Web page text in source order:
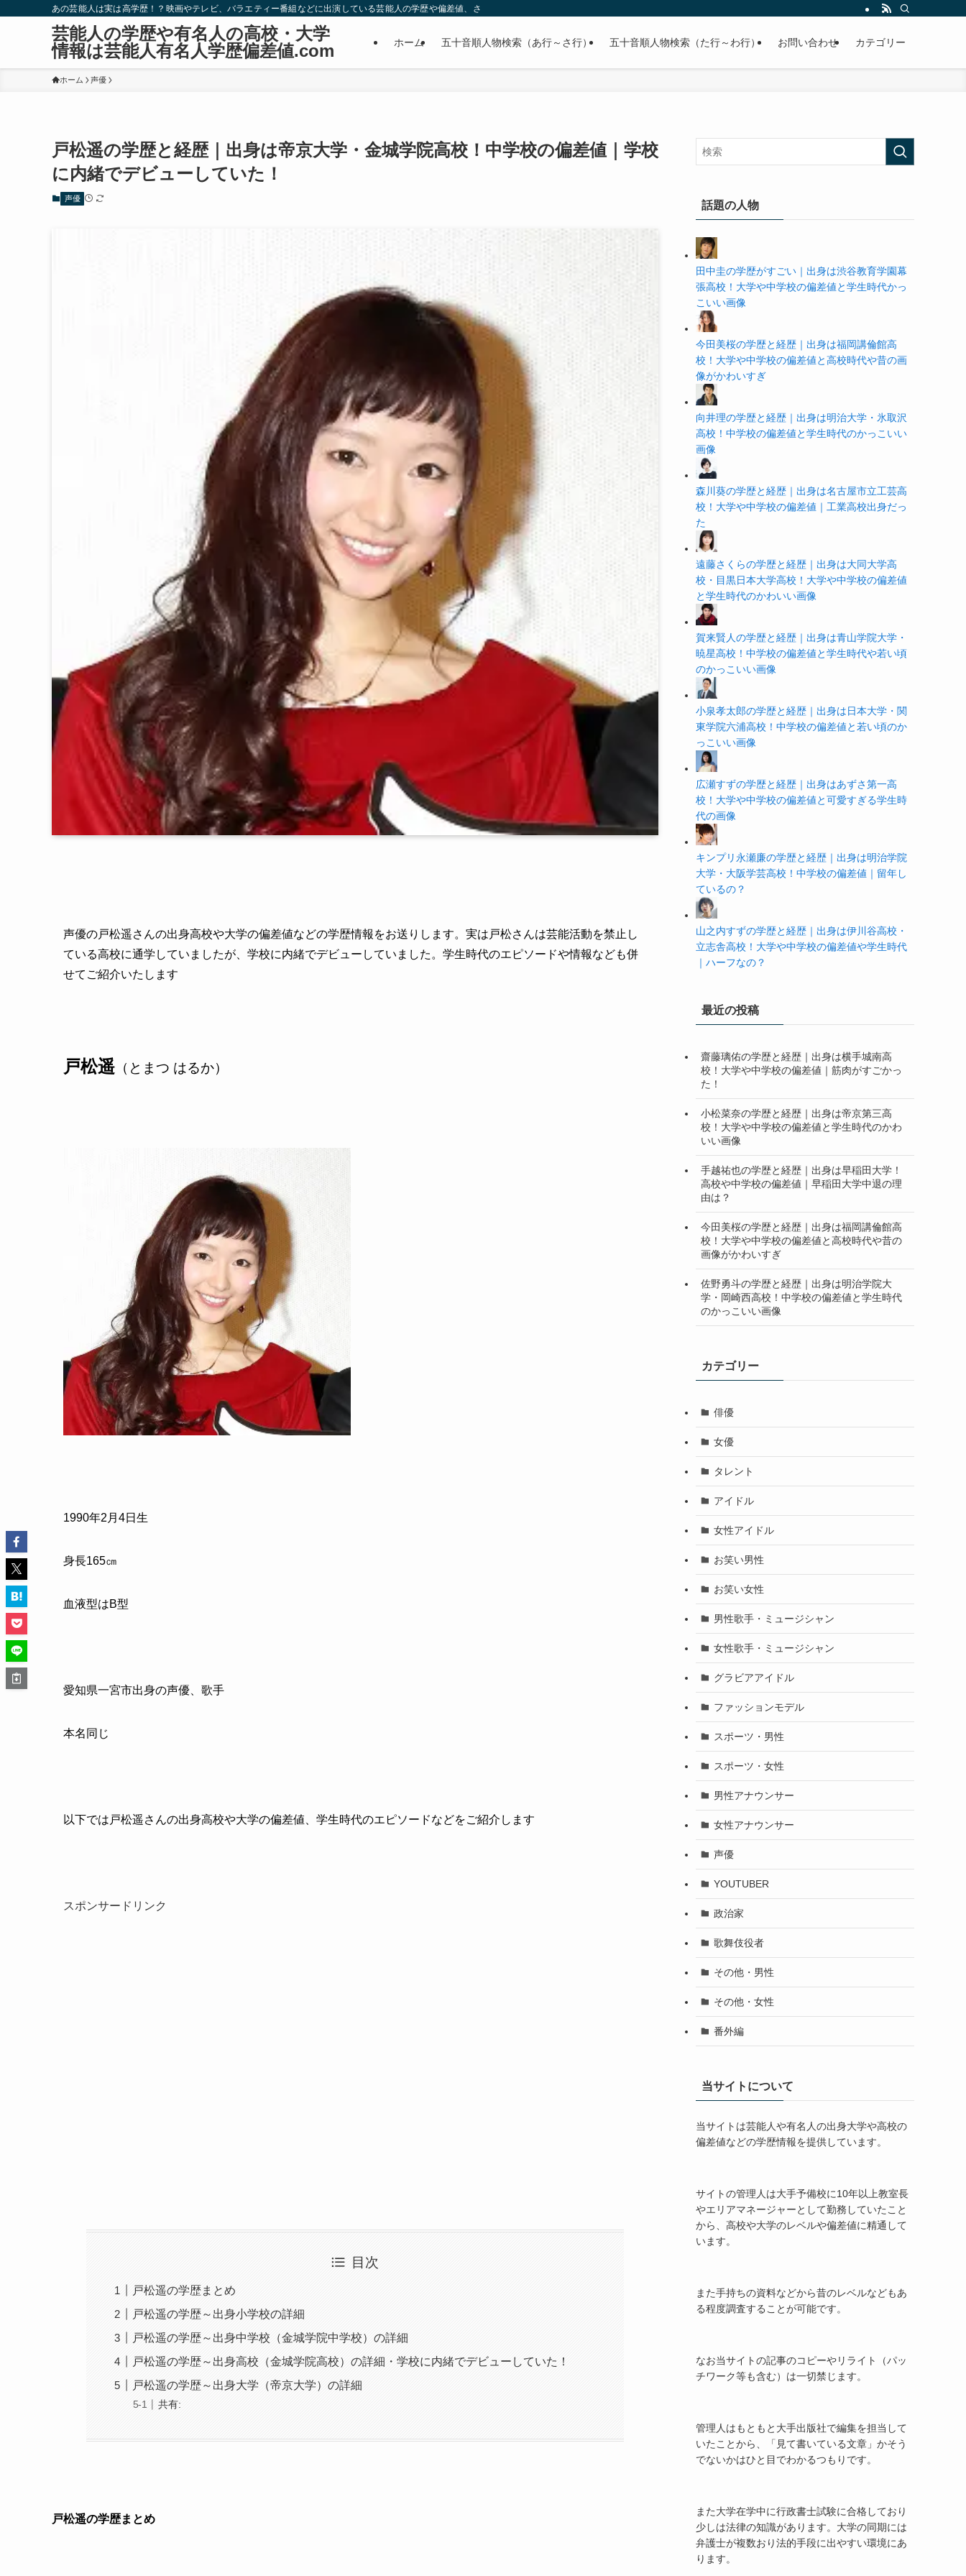
あの芸能人は実は高学歴！？映画やテレビ、バラエティー番組などに出演している芸能人の学歴や偏差値、さらに政治家やスポーツ選手などの有名人の学歴や高校・大学の偏差値まで紹介していきます。
芸能人の学歴や有名人の高校・大学
情報は芸能人有名人学歴偏差値.com
ホーム 五十音順人物検索（あ行～さ行） 五十音順人物検索（た行～わ行） お問い合わせ カテゴリー
ホーム 声優
戸松遥の学歴と経歴｜出身は帝京大学・金城学院高校！中学校の偏差値｜学校
に内緒でデビューしていた！
声優
声優の戸松遥さんの出身高校や大学の偏差値などの学歴情報をお送りします。実は戸松さんは芸能活動を禁止し
ている高校に通学していましたが、学校に内緒でデビューしていました。学生時代のエピソードや情報なども併
せてご紹介いたします
戸松遥 （とまつ はるか）
1990年2月4日生
身長165㎝
血液型はB型
愛知県一宮市出身の声優、歌手
本名同じ
以下では戸松遥さんの出身高校や大学の偏差値、学生時代のエピソードなどをご紹介します
スポンサードリンク
目次
戸松遥の学歴まとめ
戸松遥の学歴～出身小学校の詳細
戸松遥の学歴～出身中学校（金城学院中学校）の詳細
戸松遥の学歴～出身高校（金城学院高校）の詳細・学校に内緒でデビューしていた！
戸松遥の学歴～出身大学（帝京大学）の詳細
共有:
戸松遥の学歴まとめ
話題の人物
田中圭の学歴がすごい｜出身は渋谷教育学園幕
張高校！大学や中学校の偏差値と学生時代かっ
こいい画像
今田美桜の学歴と経歴｜出身は福岡講倫館高
校！大学や中学校の偏差値と高校時代や昔の画
像がかわいすぎ
向井理の学歴と経歴｜出身は明治大学・氷取沢
高校！中学校の偏差値と学生時代のかっこいい
画像
森川葵の学歴と経歴｜出身は名古屋市立工芸高
校！大学や中学校の偏差値｜工業高校出身だっ
た
遠藤さくらの学歴と経歴｜出身は大同大学高
校・目黒日本大学高校！大学や中学校の偏差値
と学生時代のかわいい画像
賀来賢人の学歴と経歴｜出身は青山学院大学・
暁星高校！中学校の偏差値と学生時代や若い頃
のかっこいい画像
小泉孝太郎の学歴と経歴｜出身は日本大学・関
東学院六浦高校！中学校の偏差値と若い頃のか
っこいい画像
広瀬すずの学歴と経歴｜出身はあずさ第一高
校！大学や中学校の偏差値と可愛すぎる学生時
代の画像
キンプリ永瀬廉の学歴と経歴｜出身は明治学院
大学・大阪学芸高校！中学校の偏差値｜留年し
ているの？
山之内すずの学歴と経歴｜出身は伊川谷高校・
立志舎高校！大学や中学校の偏差値や学生時代
｜ハーフなの？
最近の投稿
齋藤璃佑の学歴と経歴｜出身は横手城南高
校！大学や中学校の偏差値｜筋肉がすごかっ
た！
小松菜奈の学歴と経歴｜出身は帝京第三高
校！大学や中学校の偏差値と学生時代のかわ
いい画像
手越祐也の学歴と経歴｜出身は早稲田大学！
高校や中学校の偏差値｜早稲田大学中退の理
由は？
今田美桜の学歴と経歴｜出身は福岡講倫館高
校！大学や中学校の偏差値と高校時代や昔の
画像がかわいすぎ
佐野勇斗の学歴と経歴｜出身は明治学院大
学・岡崎西高校！中学校の偏差値と学生時代
のかっこいい画像
カテゴリー
俳優
女優
タレント
アイドル
女性アイドル
お笑い男性
お笑い女性
男性歌手・ミュージシャン
女性歌手・ミュージシャン
グラビアアイドル
ファッションモデル
スポーツ・男性
スポーツ・女性
男性アナウンサー
女性アナウンサー
声優
YOUTUBER
政治家
歌舞伎役者
その他・男性
その他・女性
番外編
当サイトについて
当サイトは芸能人や有名人の出身大学や高校の
偏差値などの学歴情報を提供しています。
サイトの管理人は大手予備校に10年以上教室長
やエリアマネージャーとして勤務していたこと
から、高校や大学のレベルや偏差値に精通して
います。
また手持ちの資料などから昔のレベルなどもあ
る程度調査することが可能です。
なお当サイトの記事のコピーやリライト（パッ
チワーク等も含む）は一切禁じます。
管理人はもともと大手出版社で編集を担当して
いたことから、「見て書いている文章」かそう
でないかはひと目でわかるつもりです。
また大学在学中に行政書士試験に合格しており
少しは法律の知識があります。大学の同期には
弁護士が複数おり法的手段に出やすい環境にあ
ります。